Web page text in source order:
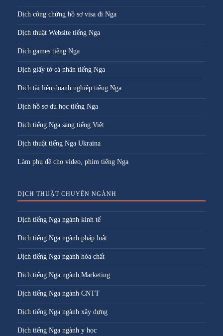
Dịch công chứng hồ sơ visa đi Nga
Dịch thuật Website tiếng Nga
Dịch games tiếng Nga
Dịch giấy tờ cá nhân tiếng Nga
Dịch tài liệu doanh nghiệp tiếng Nga
Dịch hồ sơ du học tiếng Nga
Dịch tiếng Nga sang tiếng Việt
Dịch thuật tiếng Nga Ukraina
Làm phụ đề cho video, phim tiếng Nga
DỊCH THUẬT CHUYÊN NGÀNH
Dịch tiếng Nga ngành kinh tế
Dịch tiếng Nga ngành pháp luật
Dịch tiếng Nga ngành hóa chất
Dịch tiếng Nga ngành Marketing
Dịch tiếng Nga ngành CNTT
Dịch tiếng Nga ngành xây dựng
Dịch tiếng Nga ngành y học